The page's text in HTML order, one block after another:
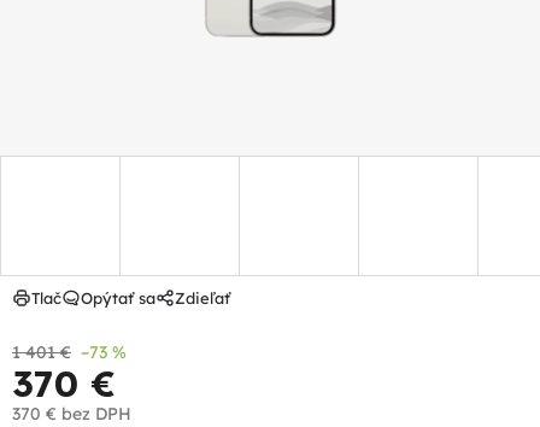
1 401 € –73 %
370 €
370 € bez DPH
Tlač Opýtať sa Zdieľať